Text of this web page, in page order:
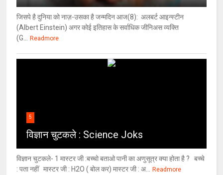
जिसपे है दुनिया को नाज़-उसका है जन्मदिन आज(8): अलबर्ट आइन्स्टीन
(Albert Einstein) अगर कोई इतिहास के सर्वाधिक जीनिअस व्यक्ति
(G...
Readmore
5
विज्ञान चुटकले : Science Joks
विज्ञान चुटकले- 1 मास्टर जी :बच्चो बताओ पानी का अणुसूत्र क्या होता है ? बच्चे
: पता नहीं मास्टर जी : H2O ( बोल कर) मास्टर जी : अ...
Readmore